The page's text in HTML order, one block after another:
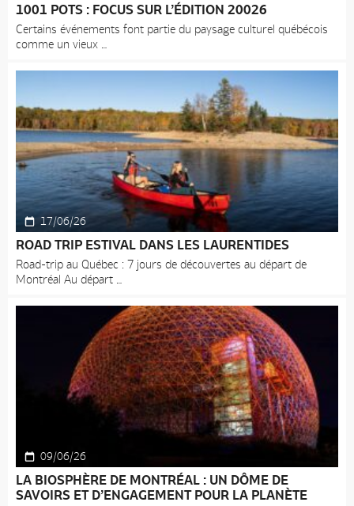
1001 POTS : FOCUS SUR L’ÉDITION 20026
Certains événements font partie du paysage culturel québécois
comme un vieux
17/06/26
ROAD TRIP ESTIVAL DANS LES LAURENTIDES
Road-trip au Québec : 7 jours de découvertes au départ de
Montréal Au départ
09/06/26
LA BIOSPHÈRE DE MONTRÉAL : UN DÔME DE
SAVOIRS ET D’ENGAGEMENT POUR LA PLANÈTE